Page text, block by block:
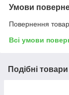
Умови
Повернення
Всі умови
Подібні